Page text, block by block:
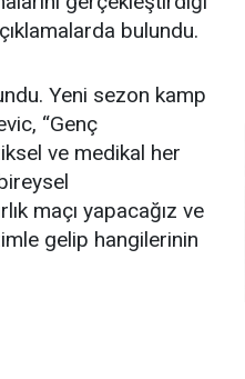
bulundu.
Yeni sezon kamp
“Genç
ve medikal her
maçı yapacağız ve
gelip hangilerinin